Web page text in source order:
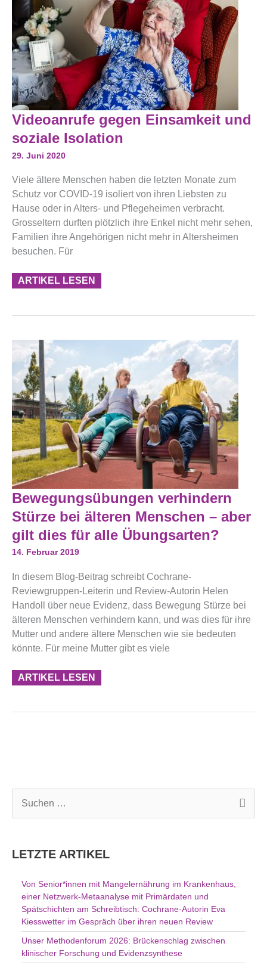
Videoanrufe gegen Einsamkeit und
soziale Isolation
29. Juni 2020
Viele ältere Menschen haben die letzten Monate zum
Schutz vor COVID-19 isoliert von ihren Liebsten zu
Hause oder in Alters- und Pflegeheimen verbracht.
Grosseltern durften plötzlich ihre Enkel nicht mehr sehen,
Familien ihre Angehörigen nicht mehr in Altersheimen
besuchen. Für
Videoanrufe
Gegen
Einsamkeit
Und
Soziale
Isolation
ARTIKEL LESEN
Bewegungsübungen verhindern
Stürze bei älteren Menschen – aber
gilt dies für alle Übungsarten?
14. Februar 2019
In diesem Blog-Beitrag schreibt Cochrane-
Reviewgruppen-Leiterin und Review-Autorin Helen
Handoll über neue Evidenz, dass Bewegung Stürze bei
älteren Menschen verhindern kann, und was dies für ihre
Mutter und andere ältere Menschen wie sie bedeuten
könnte. Für meine Mutter gibt es viele
Bewegungsübungen
Verhindern
Stürze
Bei
Älteren
Menschen
–
Dies
Für
Alle
Übungsarten?
ARTIKEL LESEN
u
e
LETZTE ARTIKEL
Von Senior*innen mit Mangelernährung im Krankenhaus,
einer Netzwerk-Metaanalyse mit Primärdaten und
Spätschichten am Schreibtisch: Cochrane-Autorin Eva
Kiesswetter im Gespräch über ihren neuen Review
Unser Methodenforum 2026: Brückenschlag zwischen
klinischer Forschung und Evidenzsynthese